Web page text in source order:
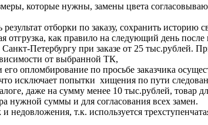
которые нужны, замены цвета
отборки по заказу, сохранить историю
как правило на следующий день
Петербургу при заказе от 25 тыс.рублей.
от выбранной ТК,
опломбирование по просьбе заказчика
исключает попытки хищения по пути
даже на сумму менее 10 тыс.рублей, товар
нужной суммы и для согласования всех замен.
т.к. используется